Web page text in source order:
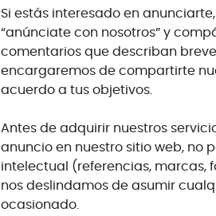
Si estás interesado en
“anúnciate con nosotros” y
comentarios que describan
encargaremos de compartirte
acuerdo a tus objetivos.
Antes de adquirir nuestros
anuncio en nuestro sitio web, no
intelectual (referencias, marcas,
nos deslindamos de asumir
ocasionado.